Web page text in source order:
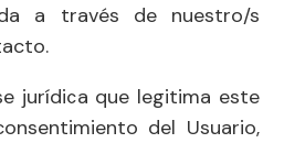
a través de nuestro/s
jurídica que legitima este
del Usuario,